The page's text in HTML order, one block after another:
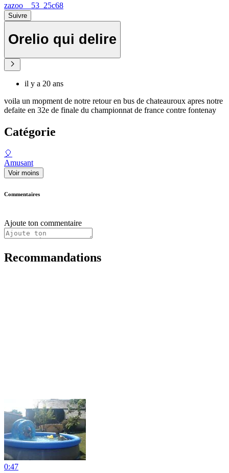
zazoo__53_25c68
Suivre
Orelio qui delire
il y a 20 ans
voila un mopment de notre retour en bus de chateauroux apres notre
defaite en 32e de finale du championnat de france contre fontenay
Catégorie
🎈
Amusant
Voir moins
Commentaires
Ajoute ton commentaire
Recommandations
0:47